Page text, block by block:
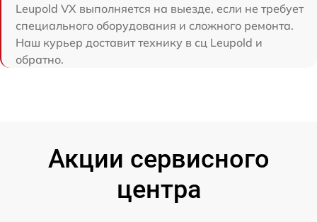
Leupold VX выполняется на выезде, если не требует
специального оборудования и сложного ремонта.
Наш курьер доставит технику в сц Leupold и
обратно.
Акции сервисного
центра